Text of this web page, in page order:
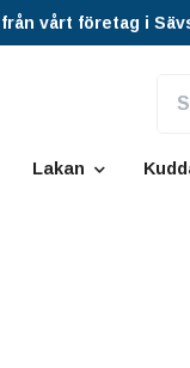
vårt företag i
Lakan